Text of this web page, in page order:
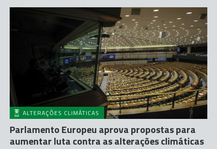
ALTERAÇÕES CLIMÁTICAS
Parlamento Europeu aprova propostas para
aumentar luta contra as alterações climáticas